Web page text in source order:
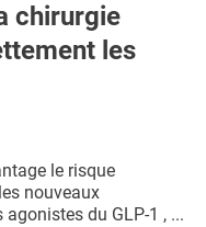
chirurgie
les
le risque
nouveaux
du GLP-1 , ...